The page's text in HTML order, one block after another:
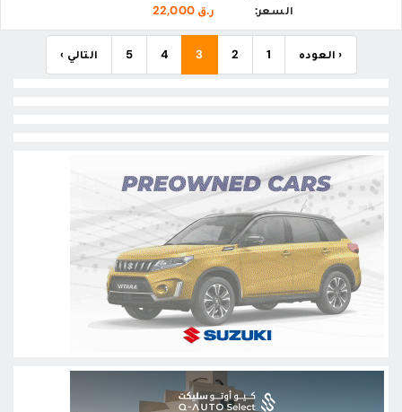
السعر:
ر.ق 22,000
‹ العوده 1
2
3
4
5 التالي ›